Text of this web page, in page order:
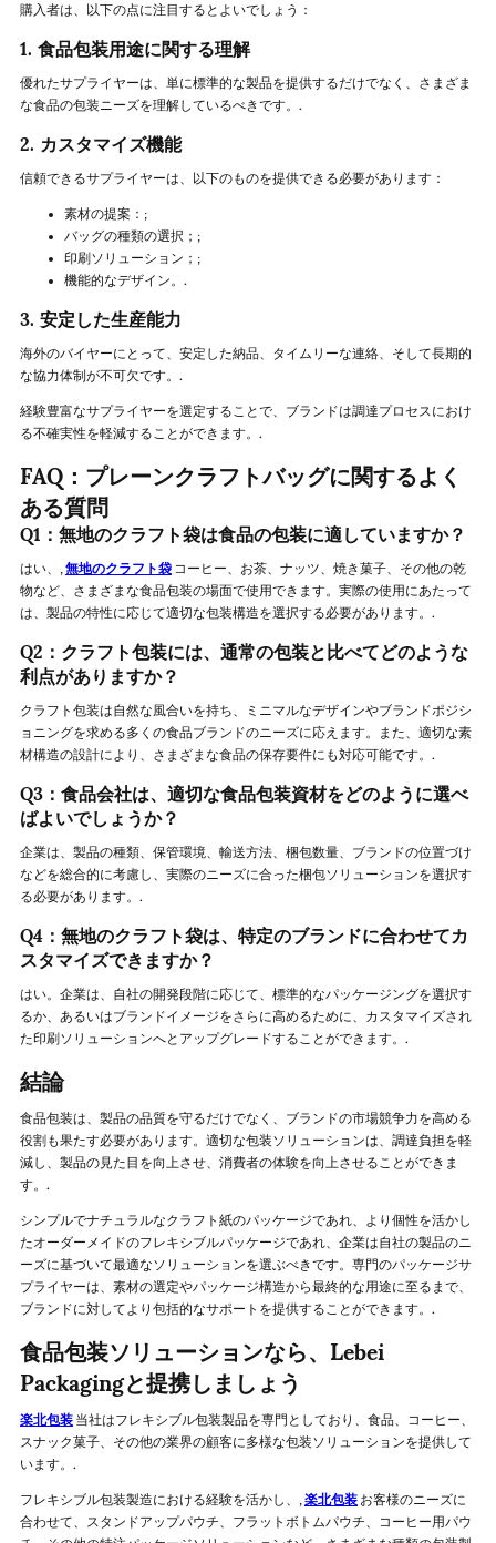
購入者は、以下の点に注目するとよいでしょう：
1. 食品包装用途に関する理解
優れたサプライヤーは、単に標準的な製品を提供するだけでなく、さまざま
な食品の包装ニーズを理解しているべきです。.
2. カスタマイズ機能
信頼できるサプライヤーは、以下のものを提供できる必要があります：
素材の提案：;
バッグの種類の選択；;
印刷ソリューション；;
機能的なデザイン。.
3. 安定した生産能力
海外のバイヤーにとって、安定した納品、タイムリーな連絡、そして長期的
な協力体制が不可欠です。.
経験豊富なサプライヤーを選定することで、ブランドは調達プロセスにおけ
る不確実性を軽減することができます。.
FAQ：プレーンクラフトバッグに関するよく
ある質問
Q1：無地のクラフト袋は食品の包装に適していますか？
はい、,無地のクラフト袋コーヒー、お茶、ナッツ、焼き菓子、その他の乾
物など、さまざまな食品包装の場面で使用できます。実際の使用にあたって
は、製品の特性に応じて適切な包装構造を選択する必要があります。.
Q2：クラフト包装には、通常の包装と比べてどのような
利点がありますか？
クラフト包装は自然な風合いを持ち、ミニマルなデザインやブランドポジシ
ョニングを求める多くの食品ブランドのニーズに応えます。また、適切な素
材構造の設計により、さまざまな食品の保存要件にも対応可能です。.
Q3：食品会社は、適切な食品包装資材をどのように選べ
ばよいでしょうか？
企業は、製品の種類、保管環境、輸送方法、梱包数量、ブランドの位置づけ
などを総合的に考慮し、実際のニーズに合った梱包ソリューションを選択す
る必要があります。.
Q4：無地のクラフト袋は、特定のブランドに合わせてカ
スタマイズできますか？
はい。企業は、自社の開発段階に応じて、標準的なパッケージングを選択す
るか、あるいはブランドイメージをさらに高めるために、カスタマイズされ
た印刷ソリューションへとアップグレードすることができます。.
結論
食品包装は、製品の品質を守るだけでなく、ブランドの市場競争力を高める
役割も果たす必要があります。適切な包装ソリューションは、調達負担を軽
減し、製品の見た目を向上させ、消費者の体験を向上させることができま
す。.
シンプルでナチュラルなクラフト紙のパッケージであれ、より個性を活かし
たオーダーメイドのフレキシブルパッケージであれ、企業は自社の製品のニ
ーズに基づいて最適なソリューションを選ぶべきです。専門のパッケージサ
プライヤーは、素材の選定やパッケージ構造から最終的な用途に至るまで、
ブランドに対してより包括的なサポートを提供することができます。.
食品包装ソリューションなら、Lebei
Packagingと提携しましょう
楽北包装当社はフレキシブル包装製品を専門としており、食品、コーヒー、
スナック菓子、その他の業界の顧客に多様な包装ソリューションを提供して
います。.
フレキシブル包装製造における経験を活かし、,楽北包装お客様のニーズに
合わせて、スタンドアップパウチ、フラットボトムパウチ、コーヒー用パウ